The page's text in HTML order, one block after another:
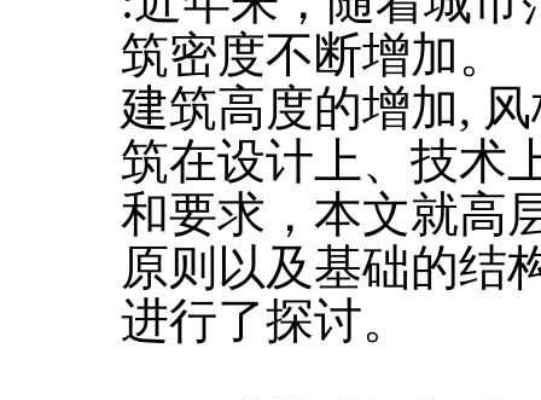
筑密度不断增加。
建筑高度的增加,
筑在设计上、技术
和要求，本文就高
原则以及基础的结
进行了探讨。